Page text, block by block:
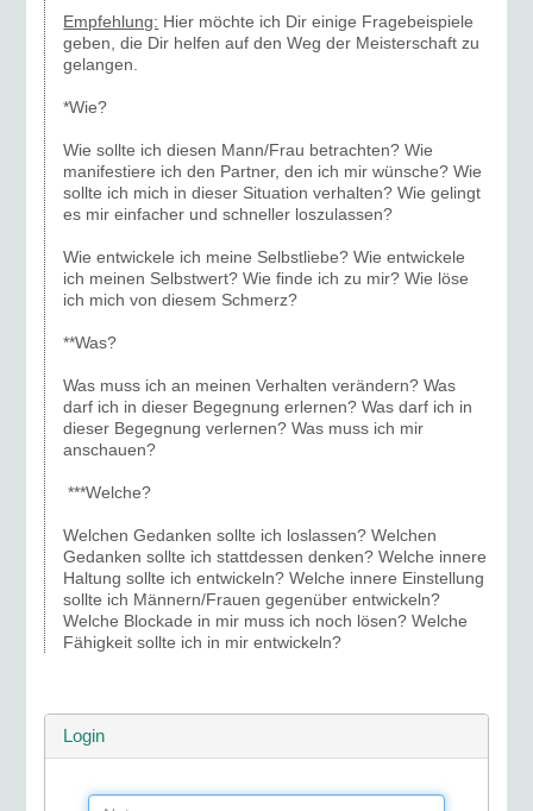
Empfehlung: Hier möchte ich Dir einige Fragebeispiele
geben, die Dir helfen auf den Weg der Meisterschaft zu
gelangen.
*Wie?
Wie sollte ich diesen Mann/Frau betrachten? Wie
manifestiere ich den Partner, den ich mir wünsche? Wie
sollte ich mich in dieser Situation verhalten? Wie gelingt
es mir einfacher und schneller loszulassen?
Wie entwickele ich meine Selbstliebe? Wie entwickele
ich meinen Selbstwert? Wie finde ich zu mir? Wie löse
ich mich von diesem Schmerz?
**Was?
Was muss ich an meinen Verhalten verändern? Was
darf ich in dieser Begegnung erlernen? Was darf ich in
dieser Begegnung verlernen? Was muss ich mir
anschauen?
***Welche?
Welchen Gedanken sollte ich loslassen? Welchen
Gedanken sollte ich stattdessen denken? Welche innere
Haltung sollte ich entwickeln? Welche innere Einstellung
sollte ich Männern/Frauen gegenüber entwickeln?
Welche Blockade in mir muss ich noch lösen? Welche
Fähigkeit sollte ich in mir entwickeln?
Login